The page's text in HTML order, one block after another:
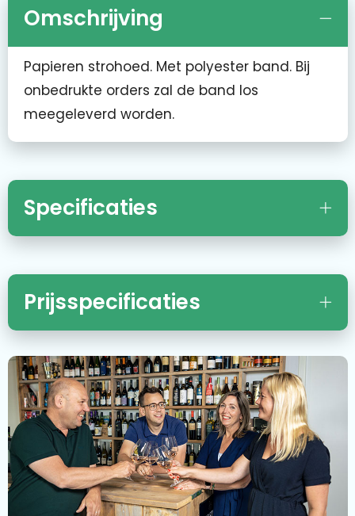
Omschrijving
Papieren strohoed. Met polyester band. Bij
onbedrukte orders zal de band los
meegeleverd worden.
Specificaties
Prijsspecificaties